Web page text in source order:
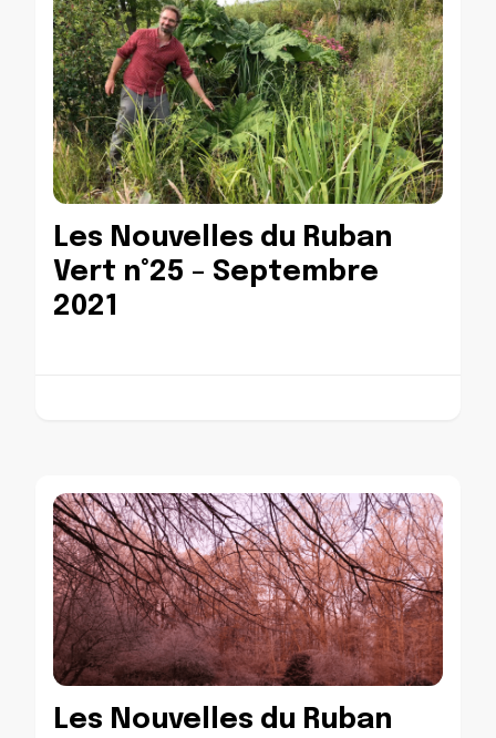
Les Nouvelles du Ruban
Vert n°25 – Septembre
2021
Les Nouvelles du Ruban